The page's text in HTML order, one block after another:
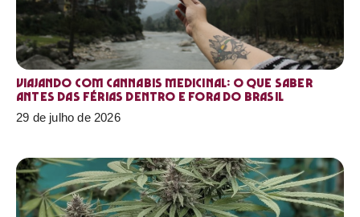
Viajando com cannabis medicinal: o que saber
antes das férias dentro e fora do Brasil
29 de julho de 2026